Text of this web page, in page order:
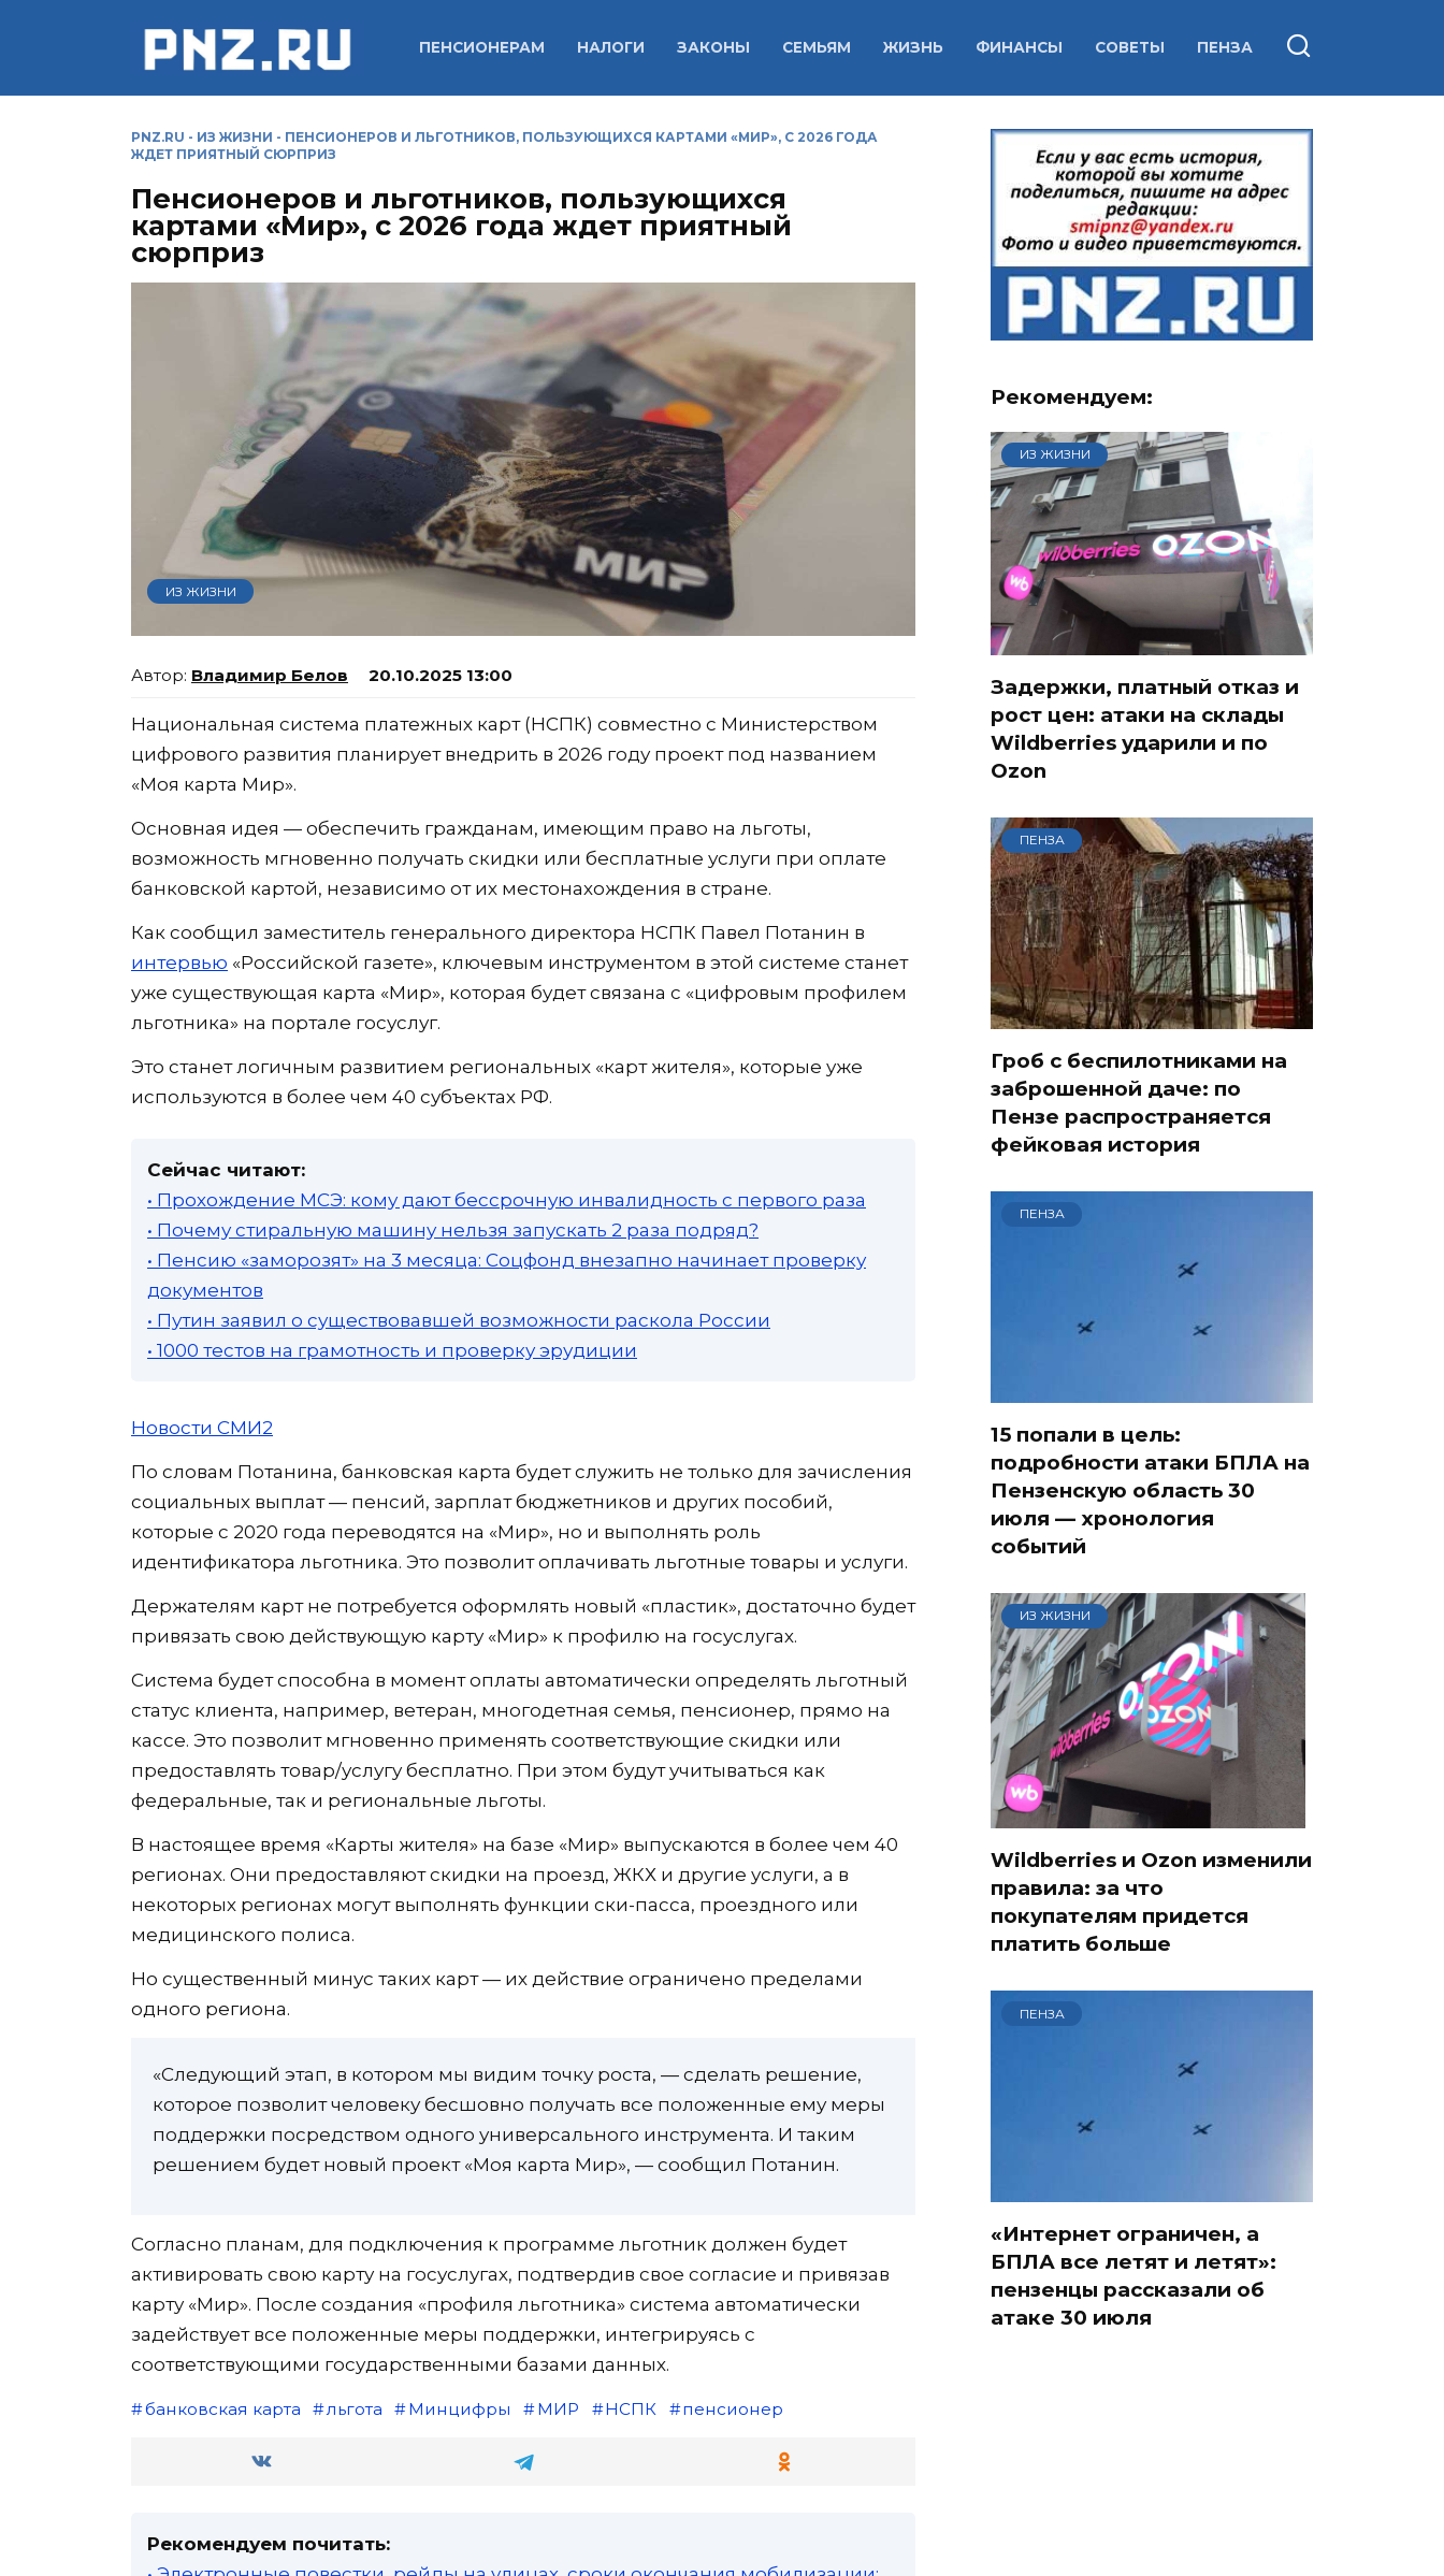
ПЕНСИОНЕРАМ НАЛОГИ ЗАКОНЫ СЕМЬЯМ ЖИЗНЬ ФИНАНСЫ СОВЕТЫ ПЕНЗА
PNZ.RU - ИЗ ЖИЗНИ - ПЕНСИОНЕРОВ И ЛЬГОТНИКОВ, ПОЛЬЗУЮЩИХСЯ КАРТАМИ «МИР», С 2026 ГОДА
ЖДЕТ ПРИЯТНЫЙ СЮРПРИЗ
Пенсионеров и льготников, пользующихся
картами «Мир», с 2026 года ждет приятный
сюрприз
ИЗ ЖИЗНИ
Владимир Белов 20.10.2025 13:00
Национальная система платежных карт (НСПК) совместно с Министерством
цифрового развития планирует внедрить в 2026 году проект под названием
«Моя карта Мир».
Основная идея — обеспечить гражданам, имеющим право на льготы,
возможность мгновенно получать скидки или бесплатные услуги при оплате
банковской картой, независимо от их местонахождения в стране.
Как сообщил заместитель генерального директора НСПК Павел Потанин в
интервью «Российской газете», ключевым инструментом в этой системе станет
уже существующая карта «Мир», которая будет связана с «цифровым профилем
льготника» на портале госуслуг.
Это станет логичным развитием региональных «карт жителя», которые уже
используются в более чем 40 субъектах РФ.
Сейчас читают:
• Прохождение МСЭ: кому дают бессрочную инвалидность с первого раза
• Почему стиральную машину нельзя запускать 2 раза подряд?
• Пенсию «заморозят» на 3 месяца: Соцфонд внезапно начинает проверку
документов
• Путин заявил о существовавшей возможности раскола России
• 1000 тестов на грамотность и проверку эрудиции
Новости СМИ2
По словам Потанина, банковская карта будет служить не только для зачисления
социальных выплат — пенсий, зарплат бюджетников и других пособий,
которые с 2020 года переводятся на «Мир», но и выполнять роль
идентификатора льготника. Это позволит оплачивать льготные товары и услуги.
Держателям карт не потребуется оформлять новый «пластик», достаточно будет
привязать свою действующую карту «Мир» к профилю на госуслугах.
Система будет способна в момент оплаты автоматически определять льготный
статус клиента, например, ветеран, многодетная семья, пенсионер, прямо на
кассе. Это позволит мгновенно применять соответствующие скидки или
предоставлять товар/услугу бесплатно. При этом будут учитываться как
федеральные, так и региональные льготы.
В настоящее время «Карты жителя» на базе «Мир» выпускаются в более чем 40
регионах. Они предоставляют скидки на проезд, ЖКХ и другие услуги, а в
некоторых регионах могут выполнять функции ски-пасса, проездного или
медицинского полиса.
Но существенный минус таких карт — их действие ограничено пределами
одного региона.
«Следующий этап, в котором мы видим точку роста, — сделать решение,
которое позволит человеку бесшовно получать все положенные ему меры
поддержки посредством одного универсального инструмента. И таким
решением будет новый проект «Моя карта Мир», — сообщил Потанин.
Согласно планам, для подключения к программе льготник должен будет
активировать свою карту на госуслугах, подтвердив свое согласие и привязав
карту «Мир». После создания «профиля льготника» система автоматически
задействует все положенные меры поддержки, интегрируясь с
соответствующими государственными базами данных.
банковская карта льгота Минцифры МИР НСПК пенсионер
Рекомендуем почитать:
Рекомендуем:
ИЗ ЖИЗНИ
Задержки, платный отказ и
рост цен: атаки на склады
Wildberries ударили и по
Ozon
ПЕНЗА
Гроб с беспилотниками на
заброшенной даче: по
Пензе распространяется
фейковая история
ПЕНЗА
15 попали в цель:
подробности атаки БПЛА на
Пензенскую область 30
июля — хронология
событий
ИЗ ЖИЗНИ
Wildberries и Ozon изменили
правила: за что
покупателям придется
платить больше
ПЕНЗА
«Интернет ограничен, а
БПЛА все летят и летят»:
пензенцы рассказали об
атаке 30 июля